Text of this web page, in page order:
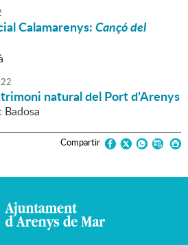
Calamarenys:Cançó del
natural del Port d'Arenys
Badosa
Compartir